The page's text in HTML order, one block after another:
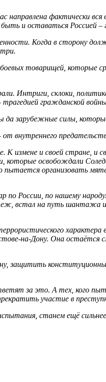
фактически вся
и оставаться Россией
Когда в сторону
товарищей, которые
Интриги, склоки,
гражданской
да зарубежные силы,
внутреннего
измене и своей стране, и
освобождали
пытается организовать
по России, по нашему
встал на путь шантажа
характера
на-Дону. Она остаётся
защитить
за это. А тех, кого
участие в
станем ещё сильнее